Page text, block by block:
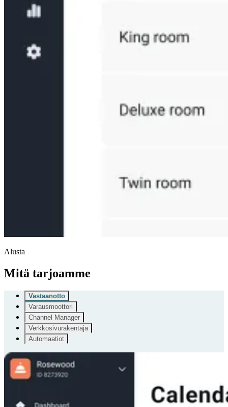
Alusta
Mitä tarjoamme
Vastaanotto
Varausmoottori
Channel Manager
Verkkosivurakentaja
Automaatiot